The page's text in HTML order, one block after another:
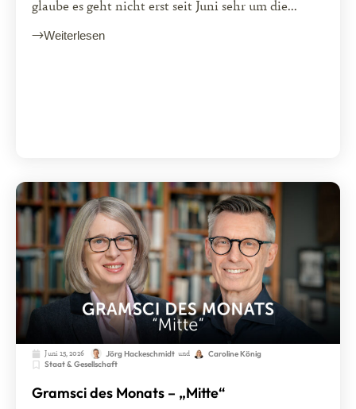
glaube es geht nicht erst seit Juni sehr um die...
Weiterlesen
Juni 15, 2026 Jörg Hackeschmidt und
Caroline König
Staat & Gesellschaft
Gramsci des Monats – „Mitte“